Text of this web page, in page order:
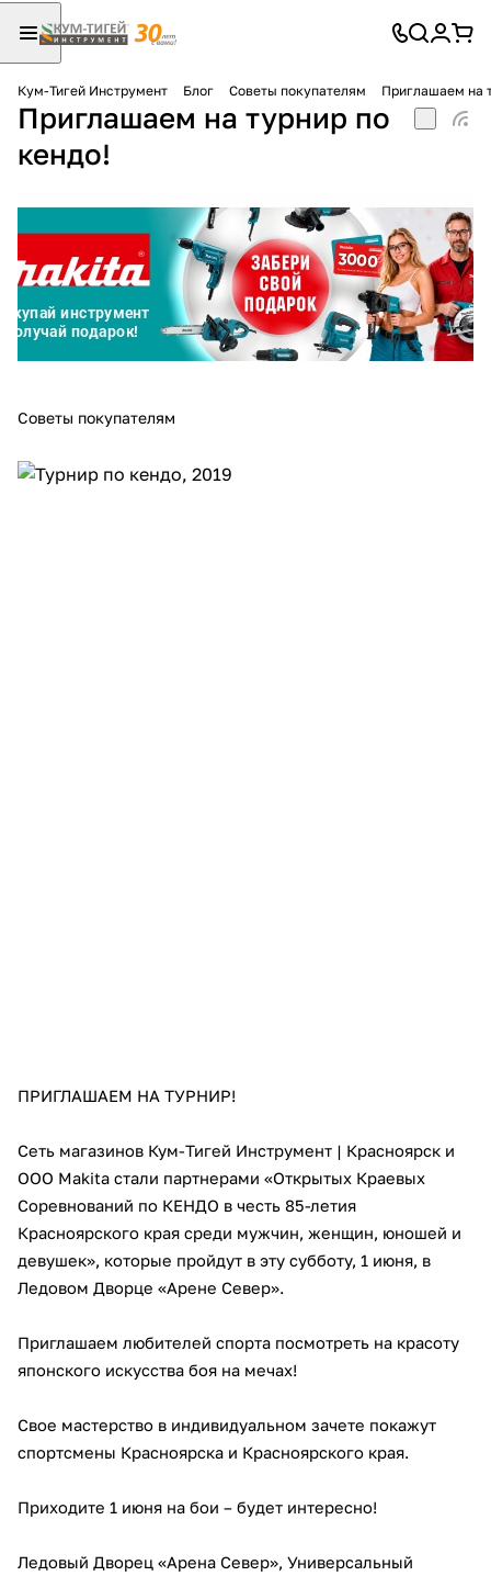
Кум-Тигей Инструмент Блог Советы покупателям Приглашаем на
Приглашаем на турнир по
кендо!
Советы покупателям
ПРИГЛАШАЕМ НА ТУРНИР!
Сеть магазинов Кум-Тигей Инструмент | Красноярск и
ООО Makita стали партнерами «Открытых Краевых
Соревнований по КЕНДО в честь 85-летия
Красноярского края среди мужчин, женщин, юношей и
девушек», которые пройдут в эту субботу, 1 июня, в
Ледовом Дворце «Арене Север».
Приглашаем любителей спорта посмотреть на красоту
японского искусства боя на мечах!
Свое мастерство в индивидуальном зачете покажут
спортсмены Красноярска и Красноярского края.
Приходите 1 июня на бои – будет интересно!
Ледовый Дворец «Арена Север», Универсальный
Для клиентов всех банков
Разбейте
оплатуна части
без переплат
График платежей
25%
раз в 2
недели
8 800 302-02-51
plait.ru